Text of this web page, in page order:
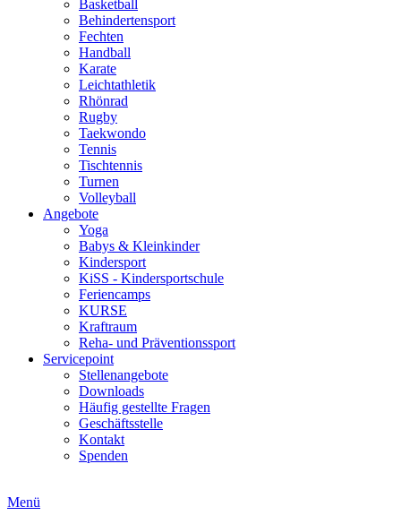
Basketball
Behindertensport
Fechten
Handball
Karate
Leichtathletik
Rhönrad
Rugby
Taekwondo
Tennis
Tischtennis
Turnen
Volleyball
Angebote
Yoga
Babys & Kleinkinder
Kindersport
KiSS - Kindersportschule
Feriencamps
KURSE
Kraftraum
Reha- und Präventionssport
Servicepoint
Stellenangebote
Downloads
Häufig gestellte Fragen
Geschäftsstelle
Kontakt
Spenden
Menü